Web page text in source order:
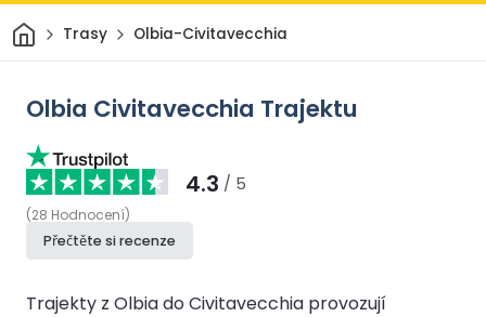
Domov
Trasy Olbia-Civitavecchia
Olbia Civitavecchia Trajektu
4.3 / 5
(28 Hodnocení)
Přečtěte si recenze
Trajekty z Olbia do Civitavecchia provozují